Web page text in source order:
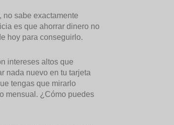
no sabe exactamente
es que ahorrar dinero no
hoy para conseguirlo.
intereses altos que
nada nuevo en tu tarjeta
tengas que mirarlo
mensual. ¿Cómo puedes